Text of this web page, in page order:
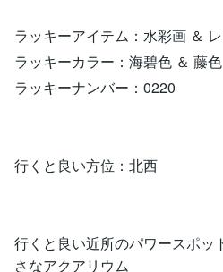
ラッキーアイテム：水彩画 ＆
ラッキーカラー：海碧色 ＆ 藤色
ラッキーナンバー：0220
行くと良い方位：北西
行くと良い近所のパワースポッ
さなアクアリウム